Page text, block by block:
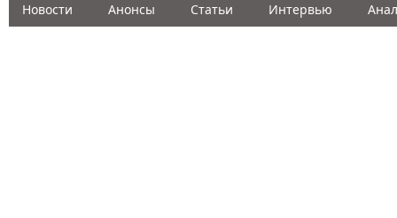
Новости Анонсы Статьи Интервью